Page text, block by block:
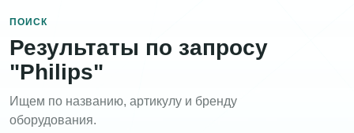
ПОИСК
Результаты по запросу
"Philips"
Ищем по названию, артикулу и бренду
оборудования.